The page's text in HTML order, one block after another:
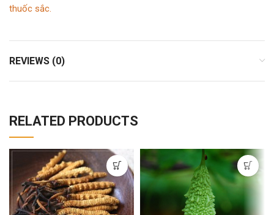
thuốc sắc.
REVIEWS (0)
RELATED PRODUCTS